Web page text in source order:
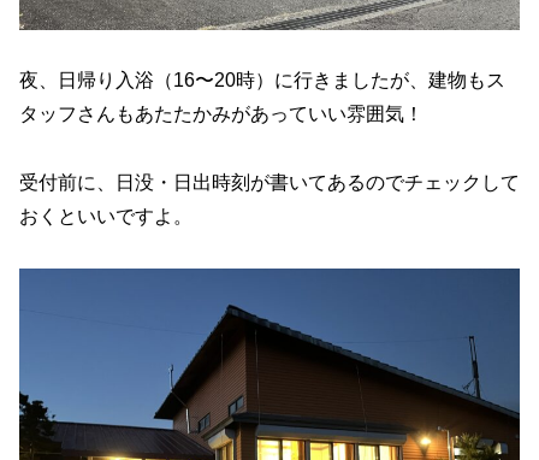
夜、日帰り入浴（16〜20時）に行きましたが、建物もス
タッフさんもあたたかみがあっていい雰囲気！
受付前に、日没・日出時刻が書いてあるのでチェックして
おくといいですよ。